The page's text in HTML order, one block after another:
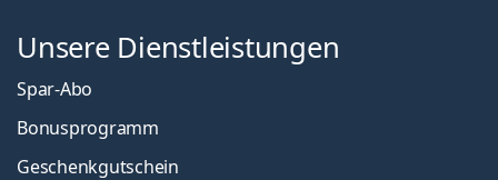
Unsere Dienstleistungen
Spar-Abo
Bonusprogramm
Geschenkgutschein